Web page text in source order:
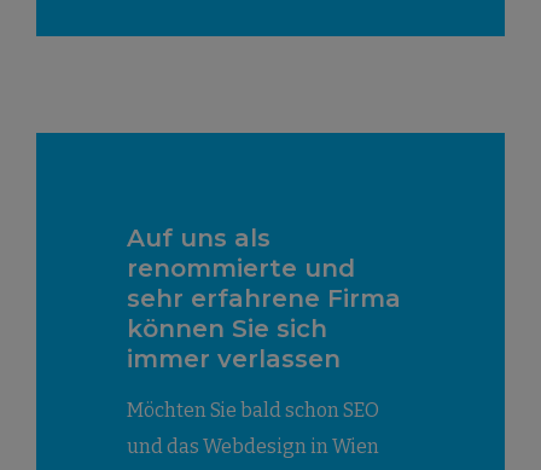
Auf uns als
renommierte und
sehr erfahrene Firma
können Sie sich
immer verlassen
Möchten Sie bald schon SEO
und das Webdesign in Wien